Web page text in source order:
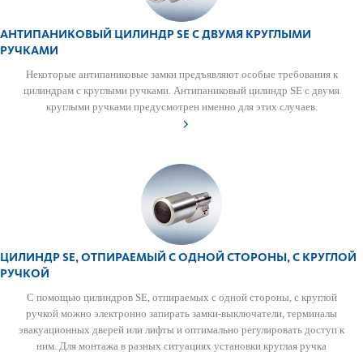
АНТИПАНИКОВЫЙ ЦИЛИНДР SE С ДВУМЯ КРУГЛЫМИ
РУЧКАМИ
Нек­оторые антипани­к­овые замки предъявляют особые требования к
цилиндрам с круг­лыми руч­ками. Антипани­к­овый цилиндр SE с двумя
круг­лыми руч­ками предус­мотрен именно для этих случаев.
ЦИЛИНДР SE, ОТПИРАЕМЫЙ С ОДНОЙ СТОРОНЫ, С КРУГЛОЙ
РУЧКОЙ
С помощью цилиндров SE, отпираемых с одной стороны, с круглой
ручкой можно электронно запирать замки-выключатели, терминалы
эвакуацио­нных дверей или лифты и оптимально регулировать доступ к
ним. Для монтажа в разных ситуациях установки круглая ручка